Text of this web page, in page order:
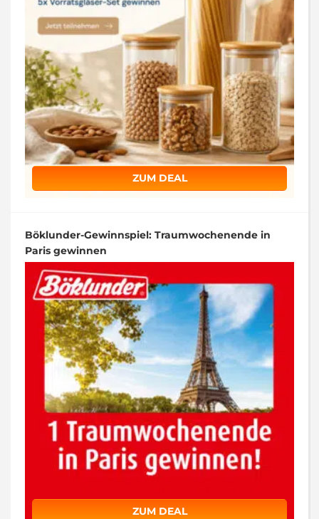
ZUM DEAL
Böklunder-Gewinnspiel: Traumwochenende in
Paris gewinnen
ZUM DEAL